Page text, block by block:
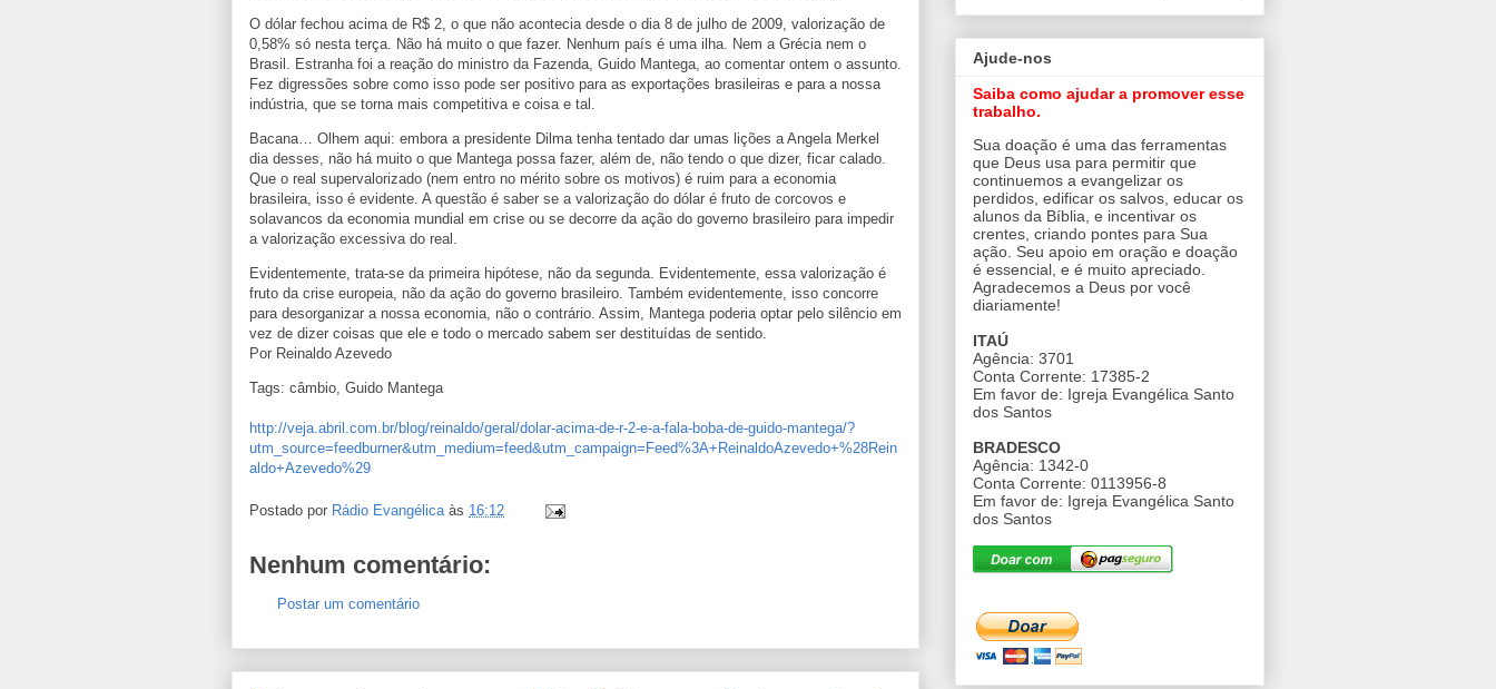
O dólar fechou acima de R$ 2, o que não acontecia desde o dia 8 de julho de 2009, valorização de
0,58% só nesta terça. Não há muito o que fazer. Nenhum país é uma ilha. Nem a Grécia nem o
Brasil. Estranha foi a reação do ministro da Fazenda, Guido Mantega, ao comentar ontem o assunto.
Fez digressões sobre como isso pode ser positivo para as exportações brasileiras e para a nossa
indústria, que se torna mais competitiva e coisa e tal.
Bacana… Olhem aqui: embora a presidente Dilma tenha tentado dar umas lições a Angela Merkel
dia desses, não há muito o que Mantega possa fazer, além de, não tendo o que dizer, ficar calado.
Que o real supervalorizado (nem entro no mérito sobre os motivos) é ruim para a economia
brasileira, isso é evidente. A questão é saber se a valorização do dólar é fruto de corcovos e
solavancos da economia mundial em crise ou se decorre da ação do governo brasileiro para impedir
a valorização excessiva do real.
Evidentemente, trata-se da primeira hipótese, não da segunda. Evidentemente, essa valorização é
fruto da crise europeia, não da ação do governo brasileiro. Também evidentemente, isso concorre
para desorganizar a nossa economia, não o contrário. Assim, Mantega poderia optar pelo silêncio em
vez de dizer coisas que ele e todo o mercado sabem ser destituídas de sentido.
Por Reinaldo Azevedo
Tags: câmbio, Guido Mantega
http://veja.abril.com.br/blog/reinaldo/geral/dolar-acima-de-r-2-e-a-fala-boba-de-guido-mantega/?
utm_source=feedburner&utm_medium=feed&utm_campaign=Feed%3A+ReinaldoAzevedo+%28Rein
aldo+Azevedo%29
Postado por Rádio Evangélica às 16:12
Nenhum comentário:
Postar um comentário
Ajude-nos
Saiba como ajudar a promover esse
trabalho.
Sua doação é uma das ferramentas
que Deus usa para permitir que
continuemos a evangelizar os
perdidos, edificar os salvos, educar os
alunos da Bíblia, e incentivar os
crentes, criando pontes para Sua
ação. Seu apoio em oração e doação
é essencial, e é muito apreciado.
Agradecemos a Deus por você
diariamente!
ITAÚ
Agência: 3701
Conta Corrente: 17385-2
Em favor de: Igreja Evangélica Santo
dos Santos
BRADESCO
Agência: 1342-0
Conta Corrente: 0113956-8
Em favor de: Igreja Evangélica Santo
dos Santos